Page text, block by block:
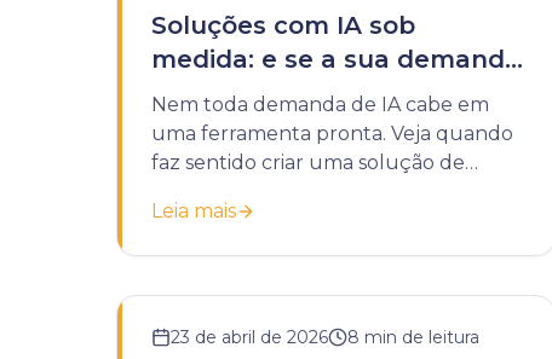
Soluções com IA sob
medida: e se a sua demanda
não couber em uma
ferramenta pronta?
Nem toda demanda de IA cabe em
uma ferramenta pronta. Veja quando
faz sentido criar uma solução de
sua instituição.
Leia mais
23 de abril de 2026 8 min de leitura